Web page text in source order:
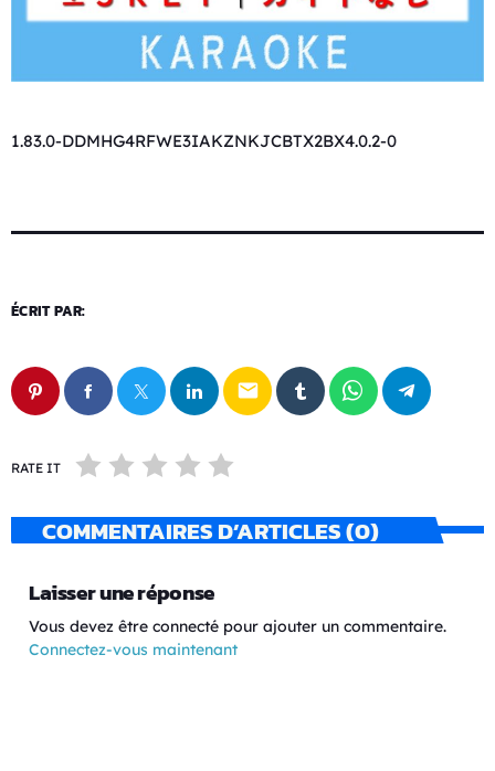
1.83.0-DDMHG4RFWE3IAKZNKJCBTX2BX4.0.2-0
ÉCRIT PAR:
email
RATE IT
COMMENTAIRES D’ARTICLES (0)
Laisser une réponse
Vous devez être connecté pour ajouter un commentaire.
Connectez-vous maintenant